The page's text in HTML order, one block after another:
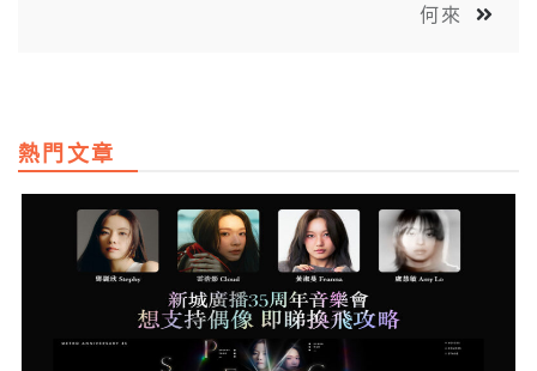
何來
熱門文章